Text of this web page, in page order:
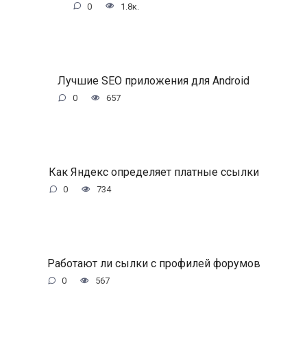
0 1.8к.
Лучшие SEO приложения для Android
0 657
Как Яндекс определяет платные ссылки
0 734
Работают ли сылки с профилей форумов
0 567